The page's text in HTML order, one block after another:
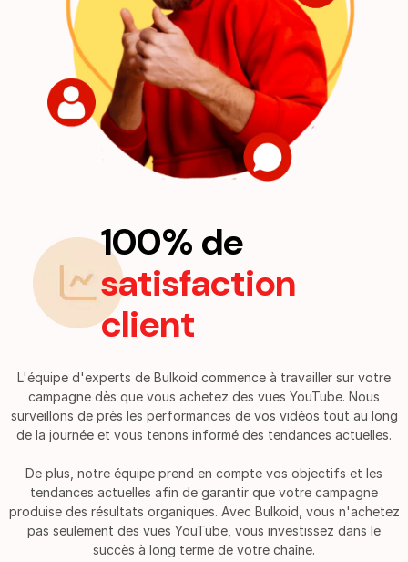
100% de
satisfaction
client
L'équipe d'experts de Bulkoid commence à travailler sur votre
campagne dès que vous achetez des vues YouTube. Nous
surveillons de près les performances de vos vidéos tout au long
de la journée et vous tenons informé des tendances actuelles.
De plus, notre équipe prend en compte vos objectifs et les
tendances actuelles afin de garantir que votre campagne
produise des résultats organiques. Avec Bulkoid, vous n'achetez
pas seulement des vues YouTube, vous investissez dans le
succès à long terme de votre chaîne.